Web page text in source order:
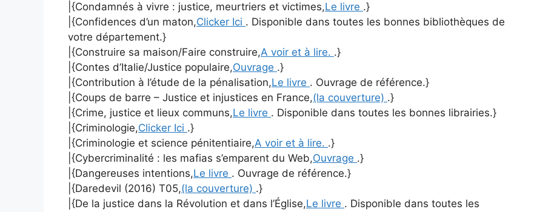
|{Condamnés à vivre : justice, meurtriers et victimes,Le livre .}
|{Confidences d’un maton,Clicker Ici . Disponible dans toutes les bonnes bibliothèques de
votre département.}
|{Construire sa maison/Faire construire,A voir et à lire. .}
|{Contes d’Italie/Justice populaire,Ouvrage .}
|{Contribution à l’étude de la pénalisation,Le livre . Ouvrage de référence.}
|{Coups de barre – Justice et injustices en France,(la couverture) .}
|{Crime, justice et lieux communs,Le livre . Disponible dans toutes les bonnes librairies.}
|{Criminologie,Clicker Ici .}
|{Criminologie et science pénitentiaire,A voir et à lire. .}
|{Cybercriminalité : les mafias s’emparent du Web,Ouvrage .}
|{Dangereuses intentions,Le livre . Ouvrage de référence.}
|{Daredevil (2016) T05,(la couverture) .}
|{De la justice dans la Révolution et dans l’Église,Le livre . Disponible dans toutes les